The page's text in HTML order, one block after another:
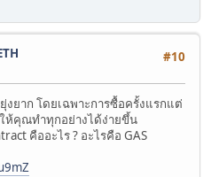
#10
ยาก โดยเฉพาะการซื้อครั้งแรกแต่
ห้คุณทำทุกอย่างได้ง่ายขึ้น
คืออะไร ? อะไรคือ GAS